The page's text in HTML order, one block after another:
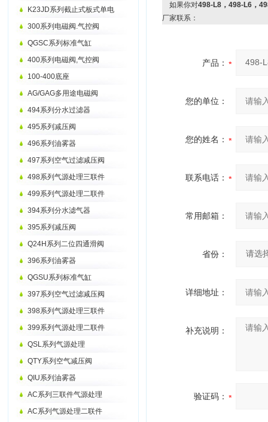
K23JD系列截止式板式单电
300系列电磁阀.气控阀
QGSC系列标准气缸
400系列电磁阀,气控阀
100-400底座
AG/GAG多用途电磁阀
494系列分水过滤器
495系列减压阀
496系列油雾器
497系列空气过滤减压阀
498系列气源处理三联件
499系列气源处理二联件
394系列分水滤气器
395系列减压阀
Q24H系列二位四通滑阀
396系列油雾器
QGSU系列标准气缸
397系列空气过滤减压阀
398系列气源处理三联件
399系列气源处理二联件
QSL系列气源处理
QTY系列空气减压阀
QIU系列油雾器
AC系列三联件气源处理
AC系列气源处理二联件
如果你对498-L8，498-L6，
厂家联系：
产品：
您的单位：
您的姓名：
联系电话：
常用邮箱：
省份：
详细地址：
补充说明：
验证码：